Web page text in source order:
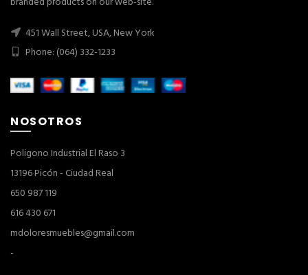
451 Wall Street, USA, New York
Phone: (064) 332-1233
NOSOTROS
Poligono Industrial El Raso 3
13196 Picón - Ciudad Real
650 987 119
616 430 671
mdoloresmuebles@gmail.com
-